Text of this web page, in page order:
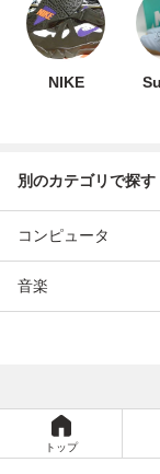
NIKE
別のカテゴリで探す
コンピュータ
音楽
トップ